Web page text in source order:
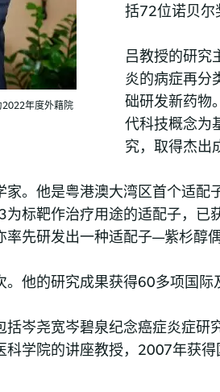
2022年度外藉院
括72位诺贝尔
吕教授的研究
炎的病症再分
础研发新药物
代科技概念为
究，取得杰出
。他是粤港澳大湾区首个适
标靶作治疗用途的适配子，
先研发出一种适配子—紫杉醇
他的研究成果获得60多项国际
岑尧宽岑碧泉纪念癌症炎症
学院的讲座教授，2007年获得